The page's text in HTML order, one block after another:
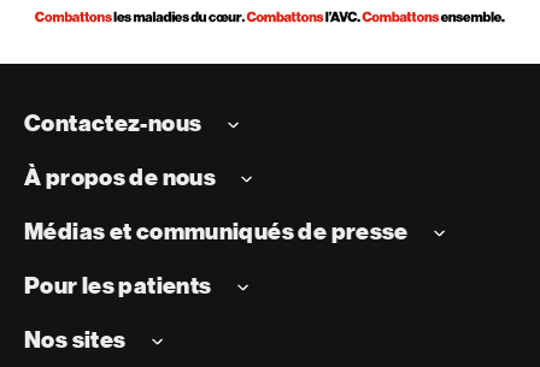
Contactez-nous
À propos de nous
Médias et communiqués de presse
Pour les patients
Nos sites